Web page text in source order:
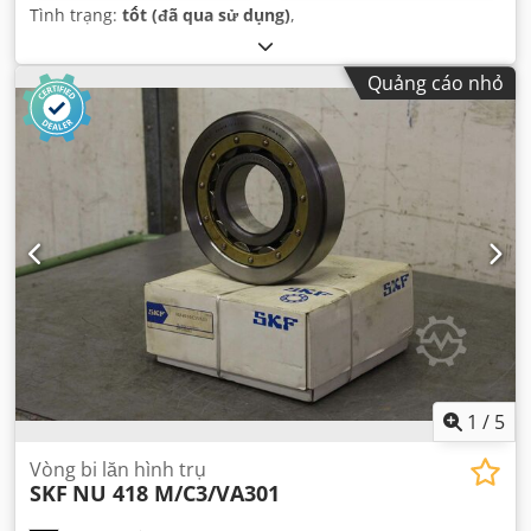
Tình trạng: tốt (đã qua sử dụng),
Quảng cáo nhỏ
1 / 5
Vòng bi lăn hình trụ
SKF NU 418 M/C3/VA301